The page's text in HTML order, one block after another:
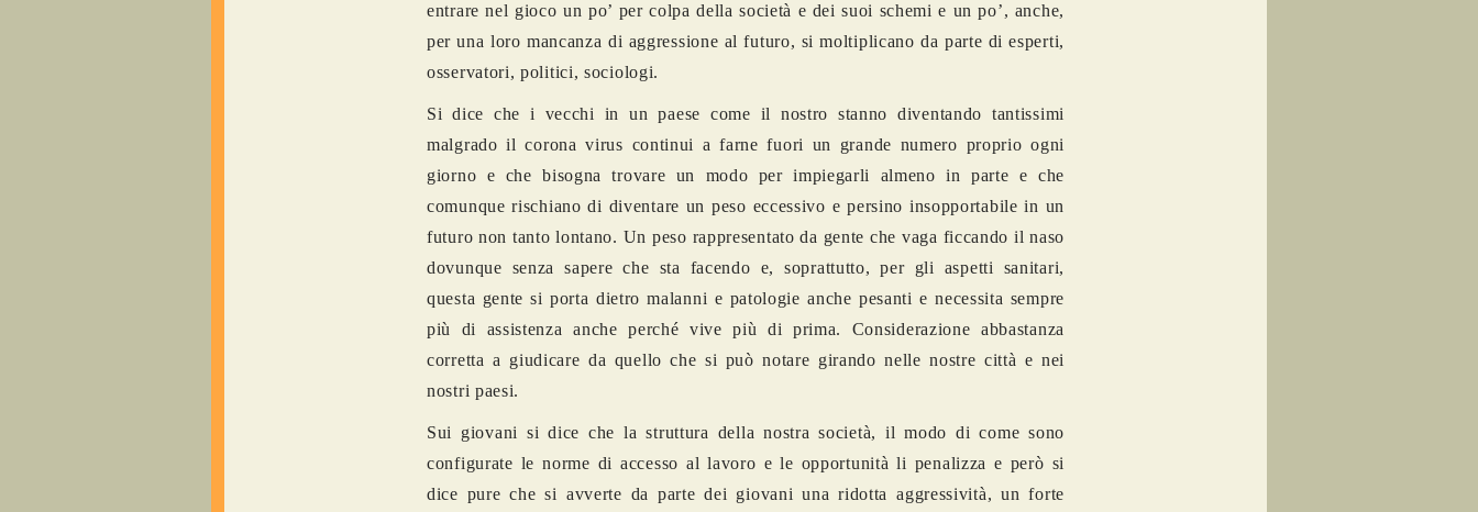
entrare nel gioco un po’ per colpa della società e dei suoi schemi e un po’, anche,
per una loro mancanza di aggressione al futuro, si moltiplicano da parte di esperti,
osservatori, politici, sociologi.
Si dice che i vecchi in un paese come il nostro stanno diventando tantissimi
malgrado il corona virus continui a farne fuori un grande numero proprio ogni
giorno e che bisogna trovare un modo per impiegarli almeno in parte e che
comunque rischiano di diventare un peso eccessivo e persino insopportabile in un
futuro non tanto lontano. Un peso rappresentato da gente che vaga ficcando il naso
dovunque senza sapere che sta facendo e, soprattutto, per gli aspetti sanitari,
questa gente si porta dietro malanni e patologie anche pesanti e necessita sempre
più di assistenza anche perché vive più di prima. Considerazione abbastanza
corretta a giudicare da quello che si può notare girando nelle nostre città e nei
nostri paesi.
Sui giovani si dice che la struttura della nostra società, il modo di come sono
configurate le norme di accesso al lavoro e le opportunità li penalizza e però si
dice pure che si avverte da parte dei giovani una ridotta aggressività, un forte